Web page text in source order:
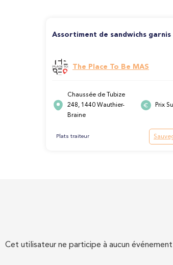
Assortiment de sandwichs garnis
The Place To Be MAS
Chaussée de Tubize
248, 1440 Wauthier-
Braine
Prix
Plats traiteur
Cet utilisateur ne participe à aucun événement